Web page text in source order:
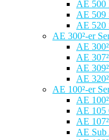
AE 500
AE 509
AE 520
AE 300²-er
AE
AE
AE
AE
AE 100²-er
AE
AE 105
AE
AE